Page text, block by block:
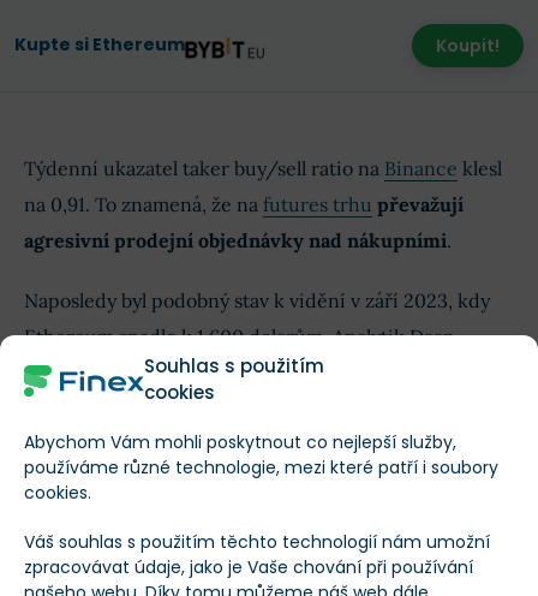
Souhlas s použitím
cookies
Abychom Vám mohli poskytnout co nejlepší služby,
používáme různé technologie, mezi které patří i soubory
cookies.
Váš souhlas s použitím těchto technologií nám umožní
zpracovávat údaje, jako je Vaše chování při používání
Kupte si Ethereum Koupit!
Týdenní ukazatel taker buy/sell ratio na Binance klesl
na 0,91. To znamená, že na futures trhu převažují
agresivní prodejní objednávky nad nákupními.
Naposledy byl podobný stav k vidění v září 2023, kdy
Ethereum spadlo k 1 600 dolarům. Analytik Daan
upozornil, že ETH nyní znovu testuje důležitou oblast
Ztráta současné zóny může rychle otevřít cestu pod 2
000 dolarů.
Pesimismus může být přehnaný